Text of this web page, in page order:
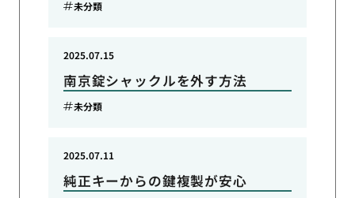
未分類
南京錠シャックルを外す方法
2025.07.15
未分類
純正キーからの鍵複製が安心
2025.07.11